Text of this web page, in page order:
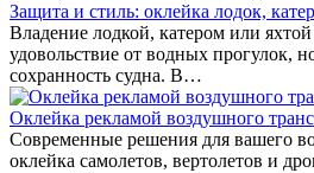
Защита и стиль: оклейка лодок,
Владение лодкой, катером или яхтой
удовольствие от водных прогулок,
сохранность судна. В…
Оклейка рекламой воздушного
Современные решения для вашего
оклейка самолетов, вертолетов и